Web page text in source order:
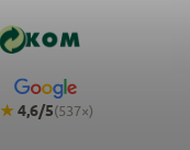
★4,6/5(537×)